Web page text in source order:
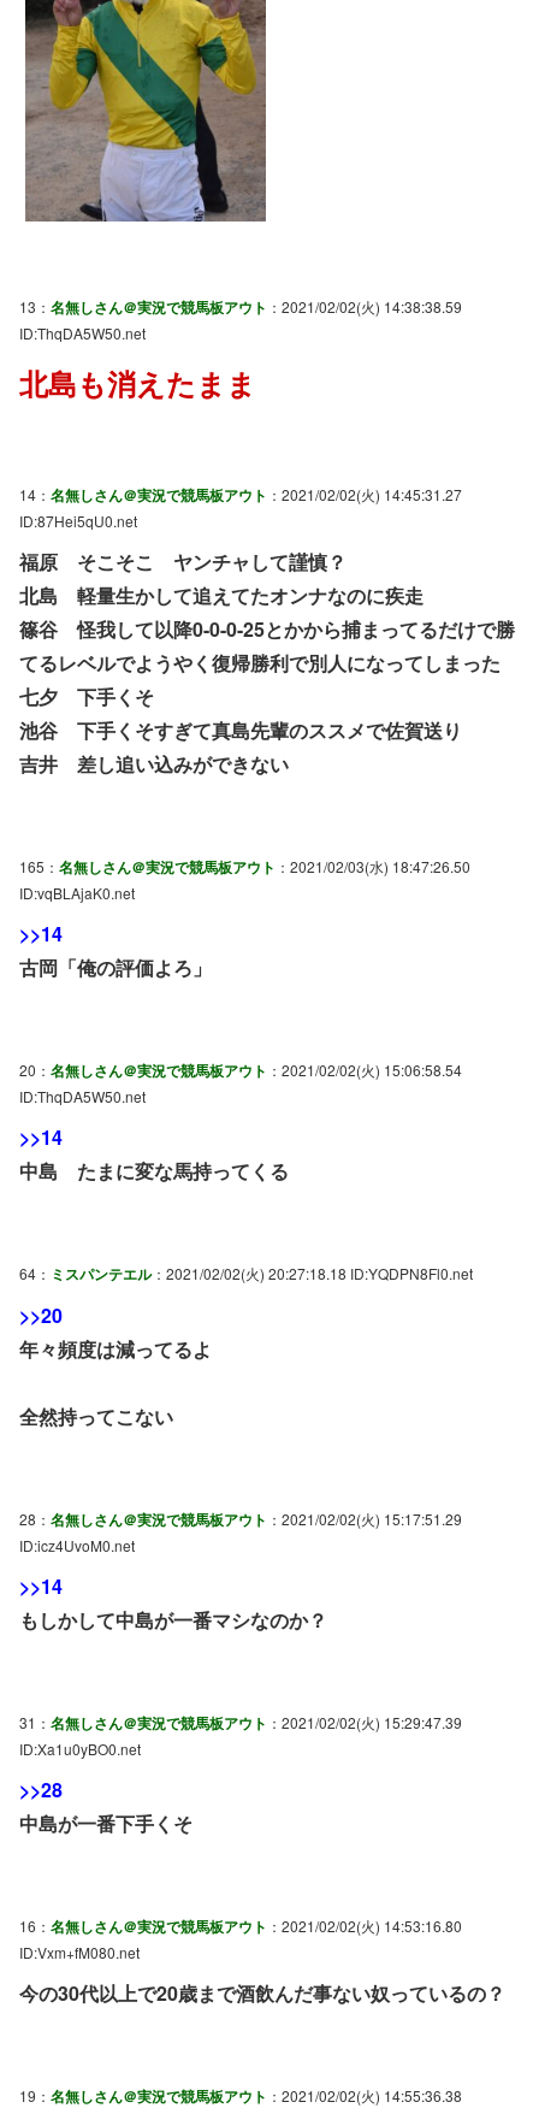
13： 名無しさん＠実況で競馬板アウト ：2021/02/02(火) 14:38:38.59
ID:ThqDA5W50.net
北島も消えたまま
14： 名無しさん＠実況で競馬板アウト ：2021/02/02(火) 14:45:31.27
ID:87Hei5qU0.net
福原 そこそこ ヤンチャして謹慎？
北島 軽量生かして追えてたオンナなのに疾走
篠谷 怪我して以降0-0-0-25とかから捕まってるだけで勝
てるレベルでようやく復帰勝利で別人になってしまった
七夕 下手くそ
池谷 下手くそすぎて真島先輩のススメで佐賀送り
吉井 差し追い込みができない
165： 名無しさん＠実況で競馬板アウト ：2021/02/03(水) 18:47:26.50
ID:vqBLAjaK0.net
>>14
古岡「俺の評価よろ」
20： 名無しさん＠実況で競馬板アウト ：2021/02/02(火) 15:06:58.54
ID:ThqDA5W50.net
>>14
中島 たまに変な馬持ってくる
64： ミスパンテエル：2021/02/02(火) 20:27:18.18 ID:YQDPN8Fl0.net
>>20
年々頻度は減ってるよ
全然持ってこない
28： 名無しさん＠実況で競馬板アウト ：2021/02/02(火) 15:17:51.29
ID:icz4UvoM0.net
>>14
もしかして中島が一番マシなのか？
31： 名無しさん＠実況で競馬板アウト ：2021/02/02(火) 15:29:47.39
ID:Xa1u0yBO0.net
>>28
中島が一番下手くそ
16： 名無しさん＠実況で競馬板アウト ：2021/02/02(火) 14:53:16.80
ID:Vxm+fM080.net
今の30代以上で20歳まで酒飲んだ事ない奴っているの？
19： 名無しさん＠実況で競馬板アウト ：2021/02/02(火) 14:55:36.38